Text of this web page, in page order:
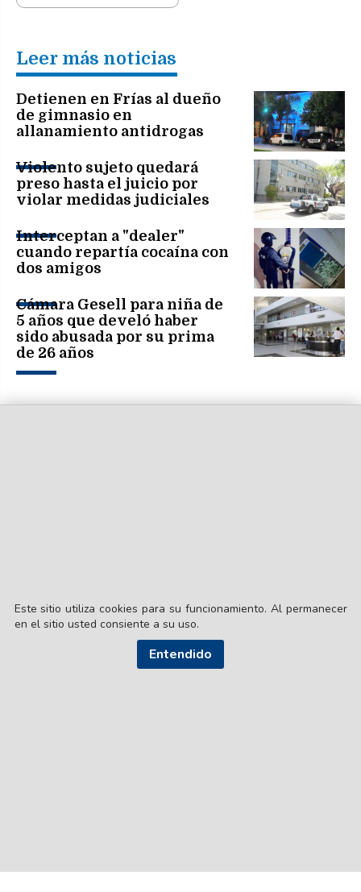
Leer más noticias
Detienen en Frías al dueño
de gimnasio en
allanamiento antidrogas
Violento sujeto quedará
preso hasta el juicio por
violar medidas judiciales
Interceptan a "dealer"
cuando repartía cocaína con
dos amigos
Cámara Gesell para niña de
5 años que develó haber
sido abusada por su prima
de 26 años
Este sitio utiliza cookies para su funcionamiento. Al permanecer
en el sitio usted consiente a su uso.
Entendido